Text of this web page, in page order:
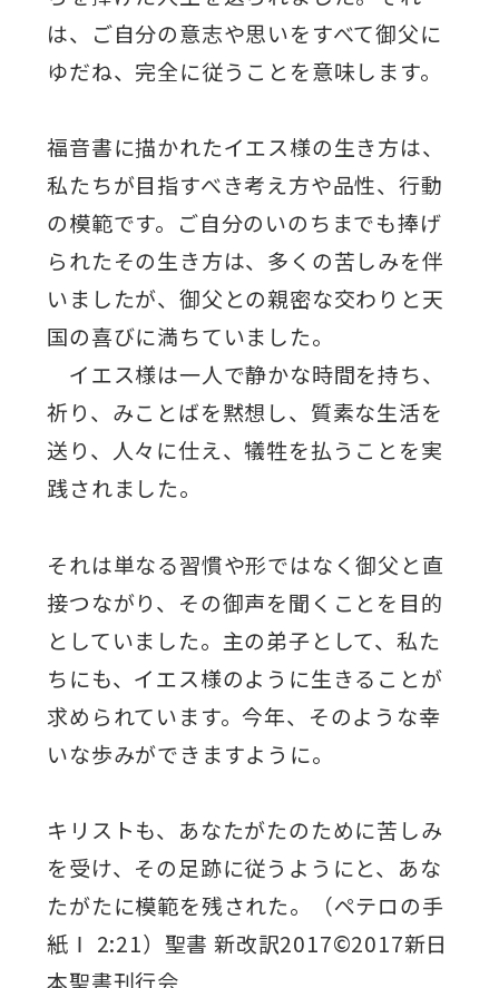
は、ご自分の意志や思いをすべて御父に
ゆだね、完全に従うことを意味します。
福音書に描かれたイエス様の生き方は、
私たちが目指すべき考え方や品性、行動
の模範です。ご自分のいのちまでも捧げ
られたその生き方は、多くの苦しみを伴
いましたが、御父との親密な交わりと天
国の喜びに満ちていました。
イエス様は一人で静かな時間を持ち、
祈り、みことばを黙想し、質素な生活を
送り、人々に仕え、犠牲を払うことを実
践されました。
それは単なる習慣や形ではなく御父と直
接つながり、その御声を聞くことを目的
としていました。主の弟子として、私た
ちにも、イエス様のように生きることが
求められています。今年、そのような幸
いな歩みができますように。
キリストも、あなたがたのために苦しみ
を受け、その足跡に従うようにと、あな
たがたに模範を残された。（ペテロの手
紙Ⅰ 2:21）聖書 新改訳2017©2017新日
本聖書刊行会